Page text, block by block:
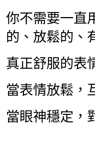
你不需要一直
的、放鬆的、
真正舒服的表
當表情放鬆，
當眼神穩定，